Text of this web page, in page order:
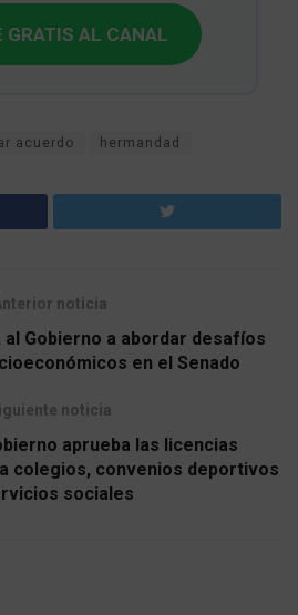
GRATIS AL CANAL
acuerdo hermandad
noticia
Gobierno a abordar desafíos
en el Senado
noticia
aprueba las licencias
colegios, convenios deportivos
sociales